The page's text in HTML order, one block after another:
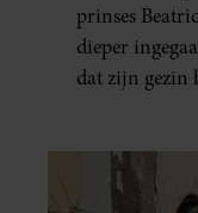
prinses
dieper
dat zijn gezin